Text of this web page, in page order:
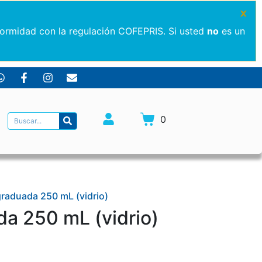
con la regulación COFEPRIS. Si usted no es un
×
0
250 mL (vidrio)
250 mL (vidrio)